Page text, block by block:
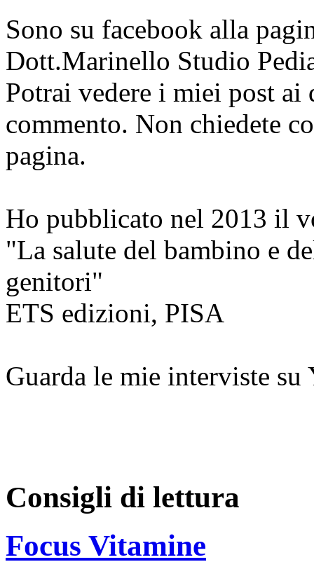
Sono su facebook alla
Dott.Marinello Studio
Potrai vedere i miei post
commento. Non chiedete
pagina.
Ho pubblicato nel 2013 il
"La salute del bambino e
genitori"
ETS edizioni, PISA
Guarda le mie interviste
Consigli di lettura
Focus Vitamine